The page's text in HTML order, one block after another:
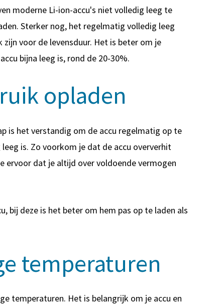
moderne Li-ion-accu's niet volledig leeg te
Sterker nog, het regelmatig volledig leeg
zijn voor de levensduur. Het is beter om je
bijna leeg is, rond de 20-30%.
opladen
is het verstandig om de accu regelmatig op te
is. Zo voorkom je dat de accu oververhit
ervoor dat je altijd over voldoende vermogen
bij deze is het beter om hem pas op te laden als
temperaturen
temperaturen. Het is belangrijk om je accu en